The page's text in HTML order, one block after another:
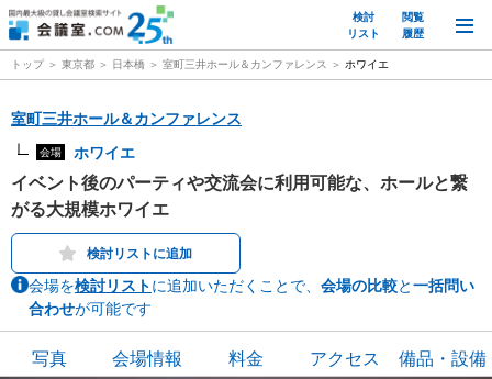
検討
リスト
閲覧
履歴
トップ 東京都 日本橋 室町三井ホール＆カンファレンス ホワイエ
室町三井ホール＆カンファレンス
会場 ホワイエ
イベント後のパーティや交流会に利用可能な、ホールと繋
がる大規模ホワイエ
検討リストに追加
会場を検討リストに追加いただくことで、 会場の比較と一括問い
合わせが可能です
写真 会場情報 料金 アクセス 備品・設備